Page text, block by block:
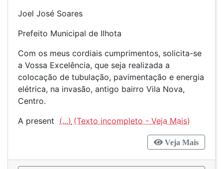
Joel José Soares
Prefeito Municipal de Ilhota
Com os meus cordiais cumprimentos, solicita-se
a Vossa Excelência, que seja realizada a
colocação de tubulação, pavimentação e energia
elétrica, na invasão, antigo bairro Vila Nova,
Centro.
A present (...)
Veja Mais